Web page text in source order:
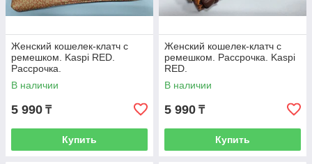
Женский кошелек-клатч с
ремешком. Kaspi RED.
Рассрочка.
В наличии
5 990 ₸
Купить
Женский кошелек-клатч с
ремешком. Рассрочка. Kaspi
RED.
В наличии
5 990 ₸
Купить